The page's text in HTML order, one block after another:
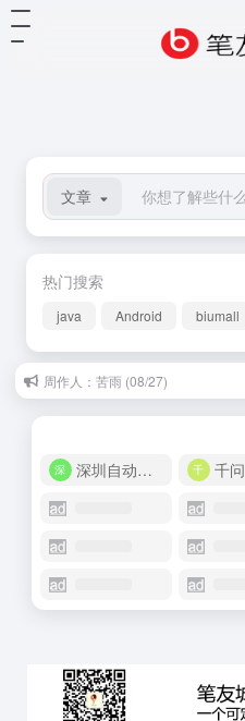
文章
热门搜索
java Android biumall
周作人：苦雨 (08/27)
深圳自动化商城
千问